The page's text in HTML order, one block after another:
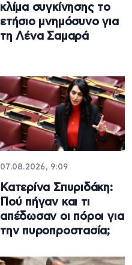
κλίμα συγκίνησης το
ετήσιο μνημόσυνο για
τη Λένα Σαμαρά
07.08.2026, 9:09
Κατερίνα Σπυριδάκη:
Πού πήγαν και τι
απέδωσαν οι πόροι για
την πυροπροστασία;